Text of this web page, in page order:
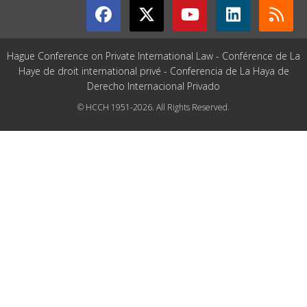
Hague Conference on Private International Law - Conférence de La
Haye de droit international privé - Conferencia de La Haya de
Derecho Internacional Privado
© HCCH 1951-2026. All Rights Reserved.